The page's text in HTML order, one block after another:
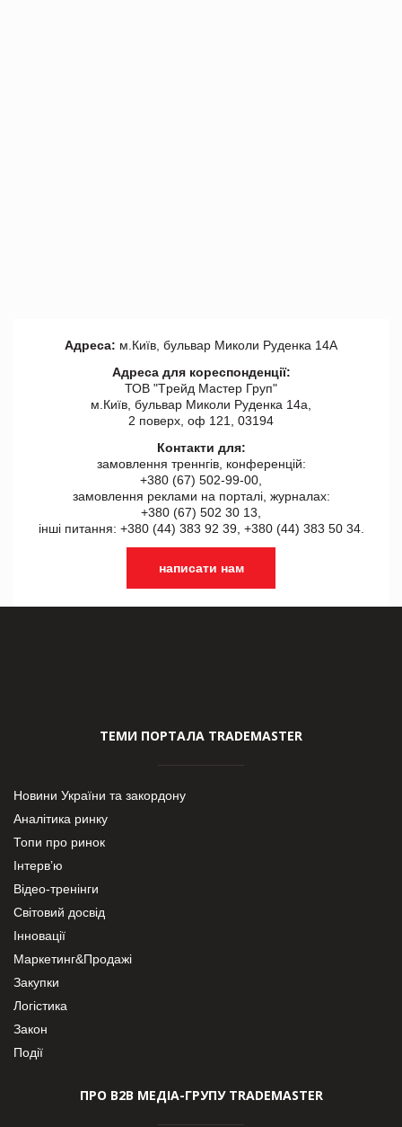
Адреса: м.Київ, бульвар Миколи Руденка 14А
Адреса для кореспонденції:
ТОВ "Tрейд Мастер Груп"
м.Київ, бульвар Миколи Руденка 14а,
2 поверх, оф 121, 03194
Контакти для:
замовлення треннгів, конференцій:
+380 (67) 502-99-00,
замовлення реклами на порталі, журналах:
+380 (67) 502 30 13,
інші питання: +380 (44) 383 92 39, +380 (44) 383 50 34.
написати нам
ТЕМИ ПОРТАЛА TRADEMASTER
Новини України та закордону
Аналітика ринку
Топи про ринок
Інтерв’ю
Відео-тренінги
Світовий досвід
Інновації
Маркетинг&Продажі
Закупки
Логістика
Закон
Події
ПРО В2В МЕДІА-ГРУПУ TRADEMASTER